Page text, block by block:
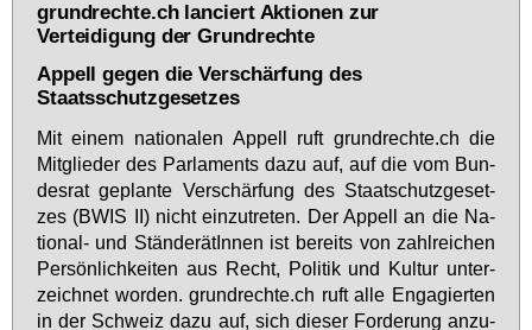
grundrechte.ch lanciert Aktionen zur
Verteidigung der Grundrechte
Appell gegen die Verschärfung des
Staatsschutzgesetzes
Mit ei­nem na­tio­na­len Ap­pell ruft grund­rech­te.ch die
Mit­glie­der des Par­la­ments da­zu auf, auf die vom Bun­
des­rat ge­plan­te Ver­schär­fung des Staatschutz­ge­set­
zes (BWIS II) nicht ein­zu­tre­ten. Der Ap­pell an die Na­
tio­nal- und Stän­de­rä­tIn­nen ist be­reits von zahl­rei­chen
Per­sön­lich­kei­ten aus Recht, Po­li­tik und Kul­tur un­ter­
zeich­net wor­den. grund­rech­te.ch ruft al­le En­ga­gier­ten
in der Schweiz da­zu auf, sich die­ser For­de­rung an­zu­